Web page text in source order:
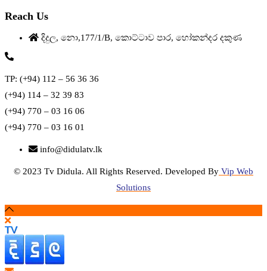
Reach Us
දිදුල, නො,177/1/B, කොට්ටාව පාර, හෝකන්දර දකුණ
TP: (+94) 112 – 56 36 36
(+94) 114 – 32 39 83
(+94) 770 – 03 16 06
(+94) 770 – 03 16 01
info@didulatv.lk
© 2023 Tv Didula. All Rights Reserved. Developed By Vip Web
Solutions